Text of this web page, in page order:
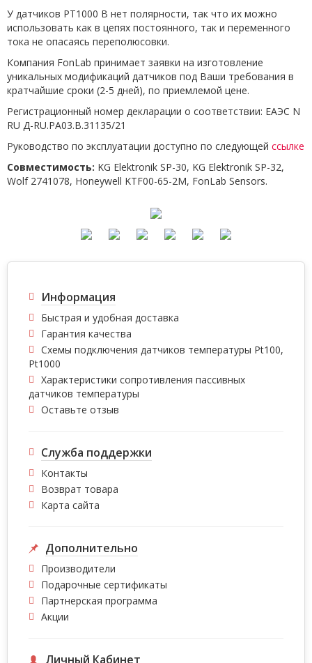
У датчиков PT1000 B нет полярности, так что их можно
использовать как в цепях постоянного, так и переменного
тока не опасаясь переполюсовки.
Компания FonLab принимает заявки на изготовление
уникальных модификаций датчиков под Ваши требования в
кратчайшие сроки (2-5 дней), по приемлемой цене.
Регистрационный номер декларации о соответствии: ЕАЭС N
RU Д-RU.РА03.В.31135/21
Руководство по эксплуатации доступно по следующей ссылке
Совместимость: KG Elektronik SP-30, KG Elektronik SP-32,
Wolf 2741078, Honeywell KTF00-65-2M, FonLab Sensors.
Информация
Быстрая и удобная доставка
Гарантия качества
Схемы подключения датчиков температуры Pt100,
Pt1000
Характеристики сопротивления пассивных
датчиков температуры
Оставьте отзыв
Служба поддержки
Контакты
Возврат товара
Карта сайта
Дополнительно
Производители
Подарочные сертификаты
Партнерская программа
Акции
Личный Кабинет